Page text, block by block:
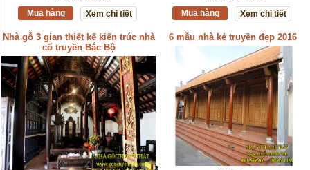
Mua hàng
Xem chi tiết
Mua hàng
Xem chi tiết
Nhà gỗ 3 gian thiết kế kiến trúc nhà
cổ truyền Bắc Bộ
6 mẫu nhà kẻ truyền đẹp 2016